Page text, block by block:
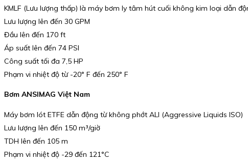
KMLF (Lưu lượng thấp) là máy bơm ly tâm hút cuối không kim loại dẫn
Lưu lượng lên đến 30 GPM
Đầu lên đến 170 ft
Áp suất lên đến 74 PSI
Công suất tối đa 7,5 HP
Phạm vi nhiệt độ từ -20° F đến 250° F
Bơm ANSIMAG Việt Nam
Máy bơm lót ETFE dẫn động từ không phớt ALI (Aggressive Liquids ISO)
Lưu lượng lên đến 150 m³/giờ
TDH lên đến 105 m
Phạm vi nhiệt độ -29 đến 121°C